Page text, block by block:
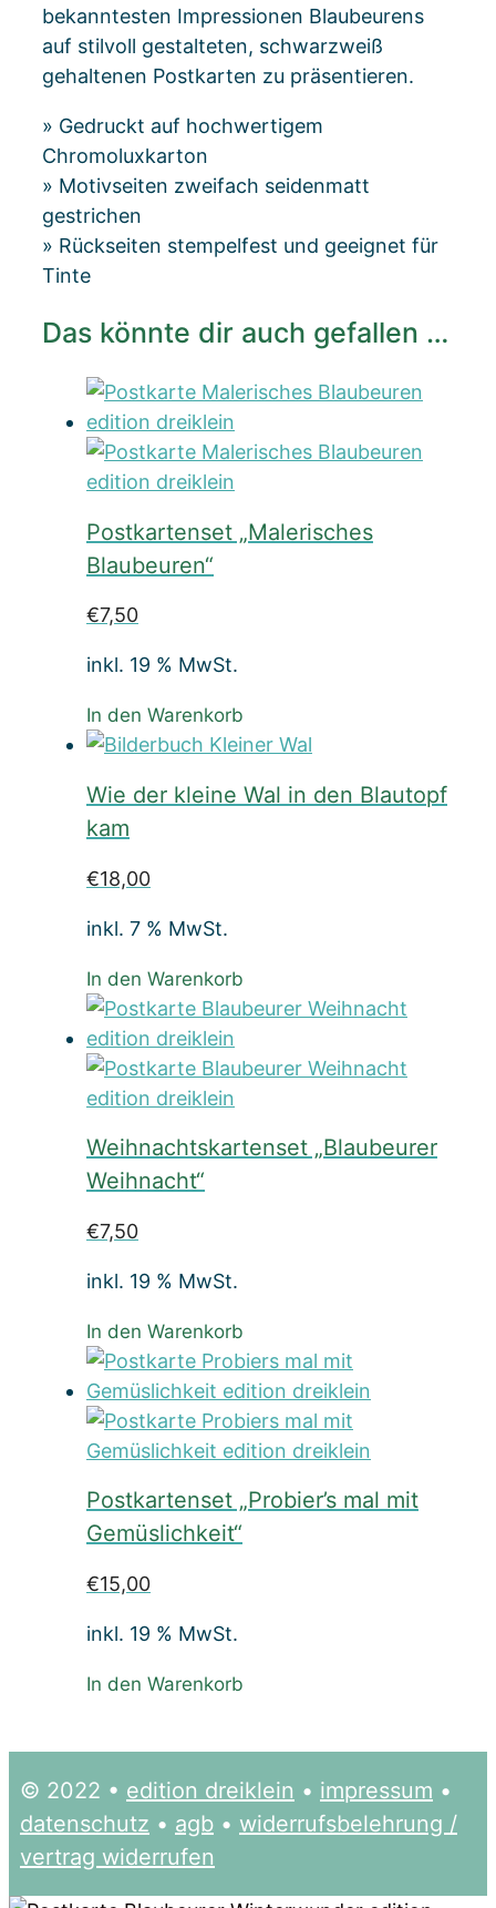
bekanntesten Impressionen Blaubeurens
auf stilvoll gestalteten, schwarzweiß
gehaltenen Postkarten zu präsentieren.
» Gedruckt auf hochwertigem
Chromoluxkarton
» Motivseiten zweifach seidenmatt
gestrichen
» Rückseiten stempelfest und geeignet für
Tinte
Das könnte dir auch gefallen …
Postkartenset „Malerisches
Blaubeuren“
€7,50
inkl. 19 % MwSt.
In den Warenkorb
Wie der kleine Wal in den Blautopf
kam
€18,00
inkl. 7 % MwSt.
In den Warenkorb
Weihnachtskartenset „Blaubeurer
Weihnacht“
€7,50
inkl. 19 % MwSt.
In den Warenkorb
Postkartenset „Probier’s mal mit
Gemüslichkeit“
€15,00
inkl. 19 % MwSt.
In den Warenkorb
© 2022 • edition dreiklein • impressum •
datenschutz • agb • widerrufsbelehrung /
vertrag widerrufen